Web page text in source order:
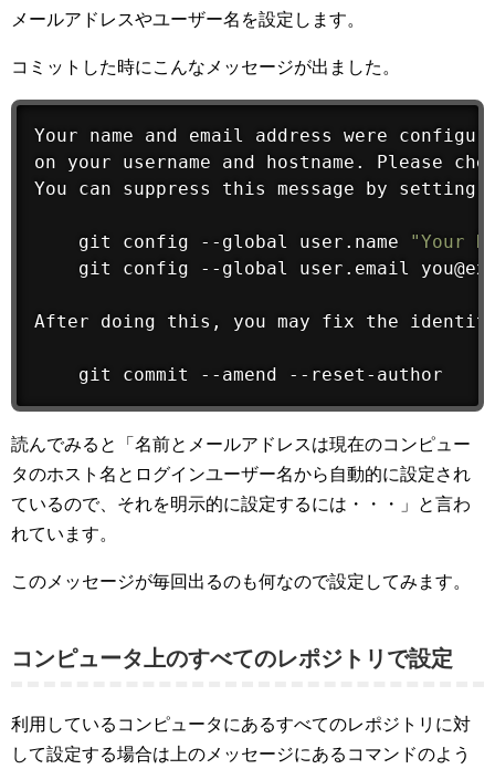
メールアドレスやユーザー名を設定します。
コミットした時にこんなメッセージが出ました。
Your name and email address were
on your username and hostname. Please
You can suppress this message by
git config --global user.name
"Your
git config --global user.email
After doing this, you may fix the
git commit --amend --reset-author
読んでみると「名前とメールアドレスは現在のコンピュー
タのホスト名とログインユーザー名から自動的に設定され
ているので、それを明示的に設定するには・・・」と言わ
れています。
このメッセージが毎回出るのも何なので設定してみます。
コンピュータ上のすべてのレポジトリで設定
利用しているコンピュータにあるすべてのレポジトリに対
して設定する場合は上のメッセージにあるコマンドのよう